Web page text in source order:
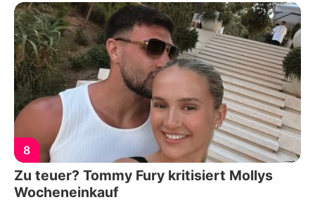
8
Zu teuer? Tommy Fury kritisiert Mollys
Wocheneinkauf